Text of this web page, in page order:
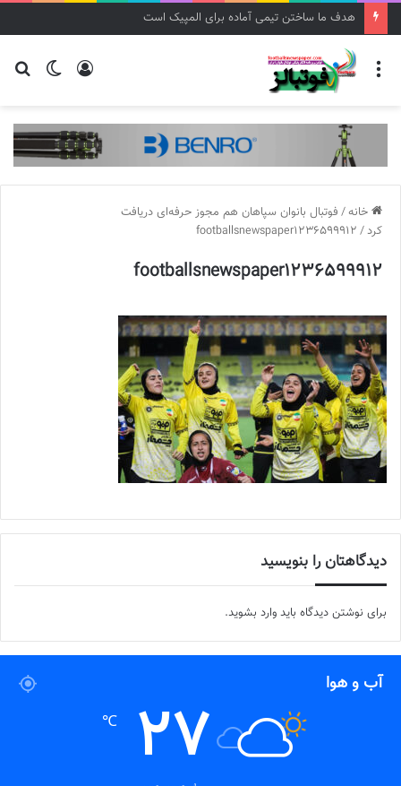
هدف ما ساختن تیمی آماده برای المپیک است
تغییر
ورود منو
خانه/ فوتبال بانوان سپاهان هم مجوز حرفه‌ای دریافت
کرد/
footballsnewspaper1236599912
footballsnewspaper1236599912
دیدگاهتان را بنویسید
برای نوشتن دیدگاه باید وارد بشوید.
آب و هوا
27
℃